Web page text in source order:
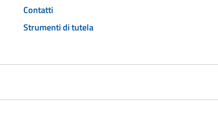
Contatti
Strumenti di tutela